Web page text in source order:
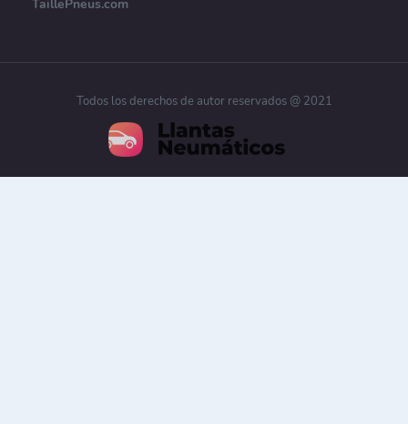
TaillePneus.com
Todos los derechos de autor reservados @ 2021